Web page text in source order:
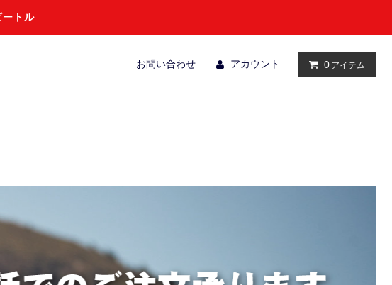
ートル
お問い合わせ アカウント 0 アイテム